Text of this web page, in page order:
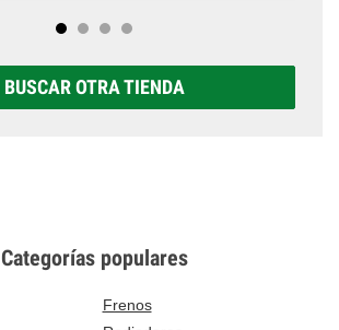
BUSCAR OTRA TIENDA
Categorías populares
Frenos